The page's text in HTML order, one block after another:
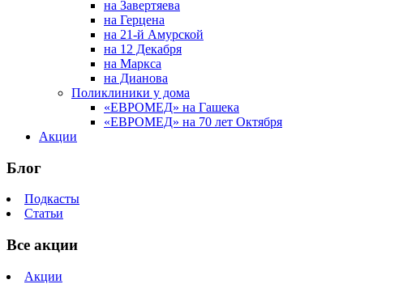
на Завертяева
на Герцена
на 21-й Амурской
на 12 Декабря
на Маркса
на Дианова
Поликлиники у дома
«ЕВРОМЕД» на Гашека
«ЕВРОМЕД» на 70 лет Октября
Акции
Блог
Подкасты
Статьи
Все акции
Акции